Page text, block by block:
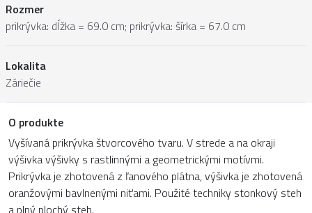
Rozmer
prikrývka: dĺžka = 69.0 cm; prikrývka: šírka = 67.0 cm
Lokalita
Záriečie
O produkte
Vyšívaná prikrývka štvorcového tvaru. V strede a na okraji
výšivka výšivky s rastlinnými a geometrickými motívmi.
Prikrývka je zhotovená z ľanového plátna, výšivka je zhotovená
oranžovými bavlnenými niťami. Použité techniky stonkový steh